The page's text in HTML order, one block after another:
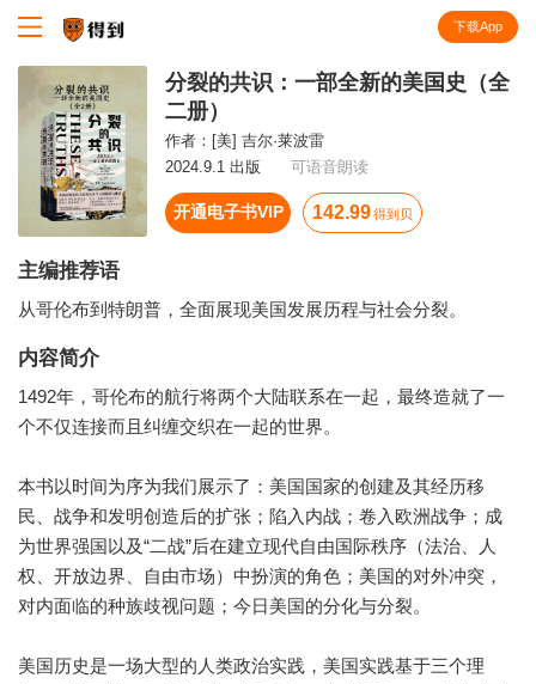
下载App
分裂的共识：一部全新的美国史（全
二册）
作者： [美] 吉尔·莱波雷
2024.9.1 出版
可语音朗读
开通电子书VIP 142.99 得到贝
主编推荐语
从哥伦布到特朗普，全面展现美国发展历程与社会分裂。
内容简介
1492年，哥伦布的航行将两个大陆联系在一起，最终造就了一
个不仅连接而且纠缠交织在一起的世界。
本书以时间为序为我们展示了：美国国家的创建及其经历移
民、战争和发明创造后的扩张；陷入内战；卷入欧洲战争；成
为世界强国以及“二战”后在建立现代自由国际秩序（法治、人
权、开放边界、自由市场）中扮演的角色；美国的对外冲突，
对内面临的种族歧视问题；今日美国的分化与分裂。
美国历史是一场大型的人类政治实践，美国实践基于三个理